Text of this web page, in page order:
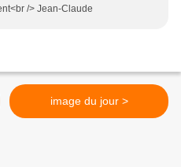
/> Jean-Claude
image du jour >